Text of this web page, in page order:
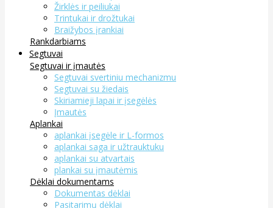
Žirklės ir peiliukai
Trintukai ir drožtukai
Braižybos įrankiai
Rankdarbiams
Segtuvai
Segtuvai ir įmautės
Segtuvai svertiniu mechanizmu
Segtuvai su žiedais
Skiriamieji lapai ir įsegėlės
Įmautės
Aplankai
aplankai įsegėle ir L-formos
aplankai saga ir užtrauktuku
aplankai su atvartais
plankai su įmautėmis
Dėklai dokumentams
Dokumentas dėklai
Pasitarimų dėklai